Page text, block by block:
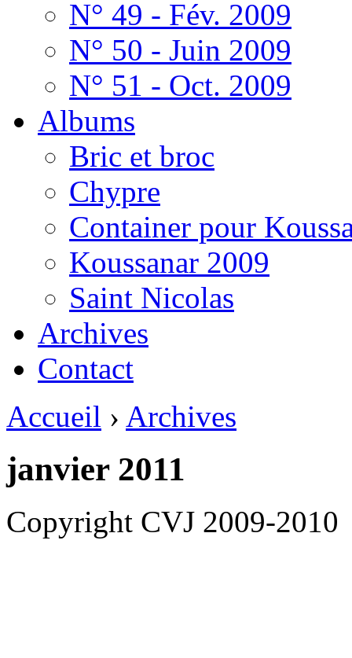
N° 49 - Fév. 2009
N° 50 - Juin 2009
N° 51 - Oct. 2009
Albums
Bric et broc
Chypre
Container pour
Koussanar 2009
Saint Nicolas
Archives
Contact
Accueil › Archives
janvier 2011
Copyright CVJ 2009-2010